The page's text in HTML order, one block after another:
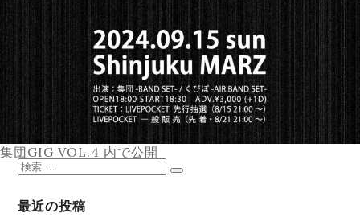
Equipment
Lesson
投
稿
集団GIG VOL.4 内で公開
検
索
象:
検
最近の投稿